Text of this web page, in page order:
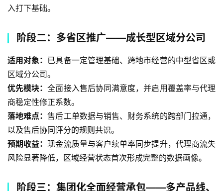
入打下基础。
阶段二：多省区推广——成长型区域分公司
适用对象： 已具备一定管理基础、跨地市经营的中型省区或
区域分公司。
优先模块：全面接入售后协同满意度，并启用覆盖率与代理
商稳定性修正系数。
落地难点：售后工单数据与销售、财务系统的跨部门拉通，
以及售后协同评分的规则共识。
预期收益：现金流质量与客户续单率同步提升，代理商流失
风险显著降低，区域经营状态首次形成完整的数据画像。
阶段三：集团化全面经营承包——多产品线、